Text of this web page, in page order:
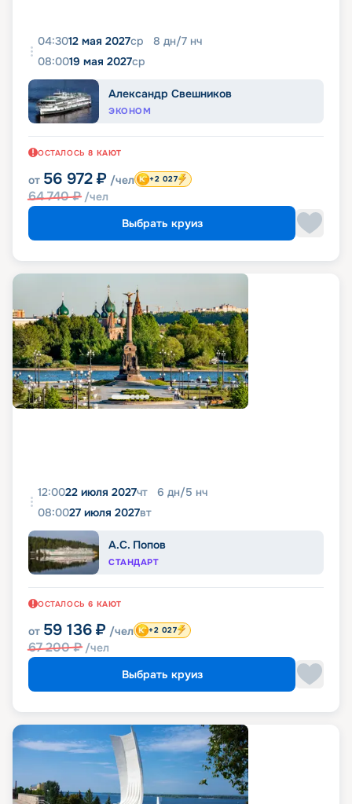
04:3012 мая 2027ср 8 дн/7 нч
08:0019 мая 2027ср
Александр Свешников
ЭКОНОМ
ОСТАЛОСЬ 8 КАЮТ
от 56 972 ₽ /чел
64 740₽ /чел
+2 027
Выбрать круиз
12:0022 июля 2027чт 6 дн/5 нч
08:0027 июля 2027вт
А.С. Попов
СТАНДАРТ
ОСТАЛОСЬ 6 КАЮТ
от 59 136 ₽ /чел
67 200₽ /чел
+2 027
Выбрать круиз